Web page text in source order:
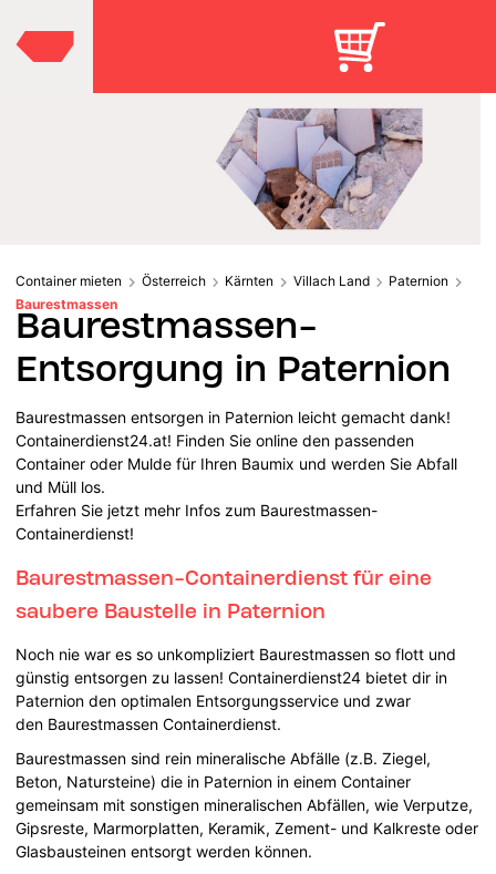
Container mieten Österreich Kärnten Villach Land
Paternion
Baurestmassen
Baurestmassen-
Entsorgung in Paternion
Baurestmassen entsorgen in Paternion leicht gemacht dank!
Containerdienst24.at! Finden Sie online den passenden
Container oder Mulde für Ihren Baumix und werden Sie Abfall
und Müll los.
Erfahren Sie jetzt mehr Infos zum Baurestmassen-
Containerdienst!
Baurestmassen-Containerdienst für eine
saubere Baustelle in Paternion
Noch nie war es so unkompliziert Baurestmassen so flott und
günstig entsorgen zu lassen! Containerdienst24 bietet dir in
Paternion den optimalen Entsorgungsservice und zwar
den Baurestmassen Containerdienst.
Baurestmassen sind rein mineralische Abfälle (z.B. Ziegel,
Beton, Natursteine) die in Paternion in einem Container
gemeinsam mit sonstigen mineralischen Abfällen, wie Verputze,
Gipsreste, Marmorplatten, Keramik, Zement- und Kalkreste oder
Glasbausteinen entsorgt werden können.